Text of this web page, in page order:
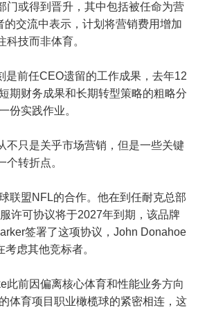
门或得到晋升，其中包括被任命为营
交流中表示，计划将营销费用增加
科技而非体育。
前任CEO遗留的工作成果，去年12
期财务成果和长期转型策略的粗略分
份实践作业。
不只是关乎市场营销，但是一些关键
个转折点。
联盟NFL的合作。他在到任耐克总部
许可协议将于2027年到期，该品牌
签署了这项协议，John Donahoe
虑其他竞标者。
前因偏离核心体育和性能业务方向
体育项目职业橄榄球的紧密相连，这